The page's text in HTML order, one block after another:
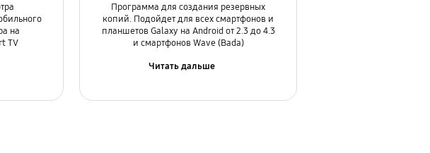
на
TV
Программа для создания резервных
копий. Подойдет для всех смартфонов и
планшетов Galaxy на Android от 2.3 до 4.3
и смартфонов Wave (Bada)
Читать дальше